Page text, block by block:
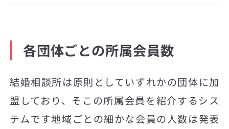
各団体ごとの所属会員数
結婚相談所は原則としていずれかの団体に加
盟しており、そこの所属会員を紹介するシス
テムです地域ごとの細かな会員の人数は発表